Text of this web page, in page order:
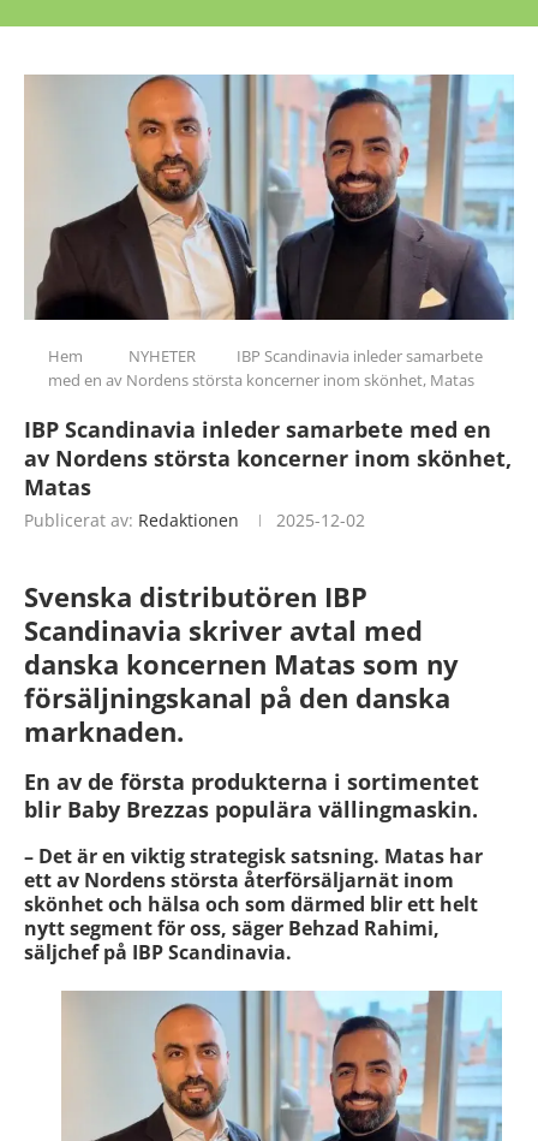
Hem NYHETER
IBP Scandinavia inleder samarbete
med en av Nordens största koncerner inom skönhet, Matas
IBP Scandinavia inleder samarbete med en
av Nordens största koncerner inom skönhet,
Matas
Publicerat av: Redaktionen 2025-12-02
Svenska distributören IBP
Scandinavia skriver avtal med
danska koncernen Matas som ny
försäljningskanal på den danska
marknaden.
En av de första produkterna i sortimentet
blir Baby Brezzas populära vällingmaskin.
– Det är en viktig strategisk satsning. Matas har
ett av Nordens största återförsäljarnät inom
skönhet och hälsa och som därmed blir ett helt
nytt segment för oss, säger Behzad Rahimi,
säljchef på IBP Scandinavia.